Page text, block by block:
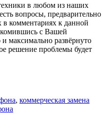
в любом из наших
вопросы, предварительно
комментариях к данной
с Вашей
максимально развёрнуто
решение проблемы будет
, коммерческая замена